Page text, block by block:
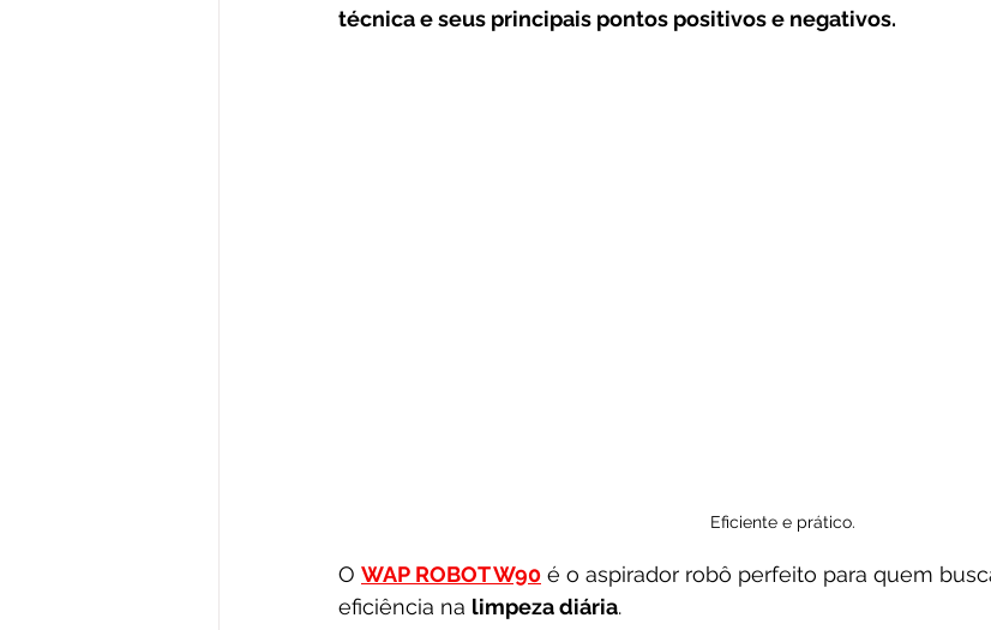
técnica e seus principais pontos positivos e negativos.
Eficiente e prático.
O WAP ROBOT W90 é o aspirador robô perfeito para quem
eficiência na limpeza diária.